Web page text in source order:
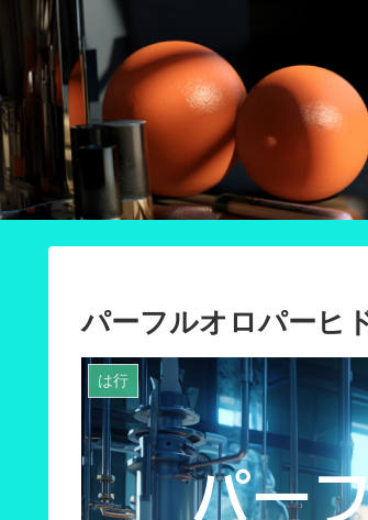
パーフルオロパーヒ
は行